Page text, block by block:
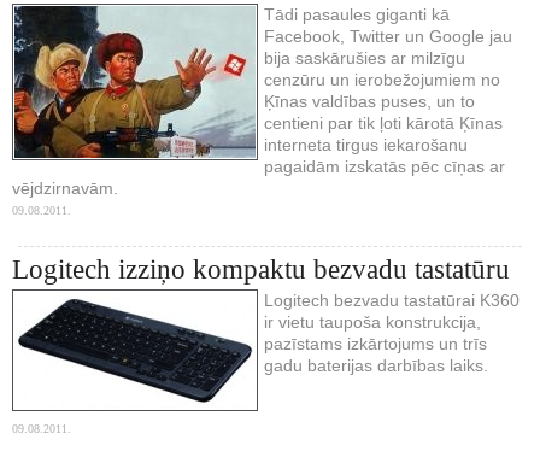
Tādi pasaules giganti kā
Facebook, Twitter un Google jau
bija saskārušies ar milzīgu
cenzūru un ierobežojumiem no
Ķīnas valdības puses, un to
centieni par tik ļoti kārotā Ķīnas
interneta tirgus iekarošanu
pagaidām izskatās pēc cīņas ar
vējdzirnavām.
09.08.2011.
Logitech izziņo kompaktu bezvadu tastatūru
Logitech bezvadu tastatūrai K360
ir vietu taupoša konstrukcija,
pazīstams izkārtojums un trīs
gadu baterijas darbības laiks.
09.08.2011.